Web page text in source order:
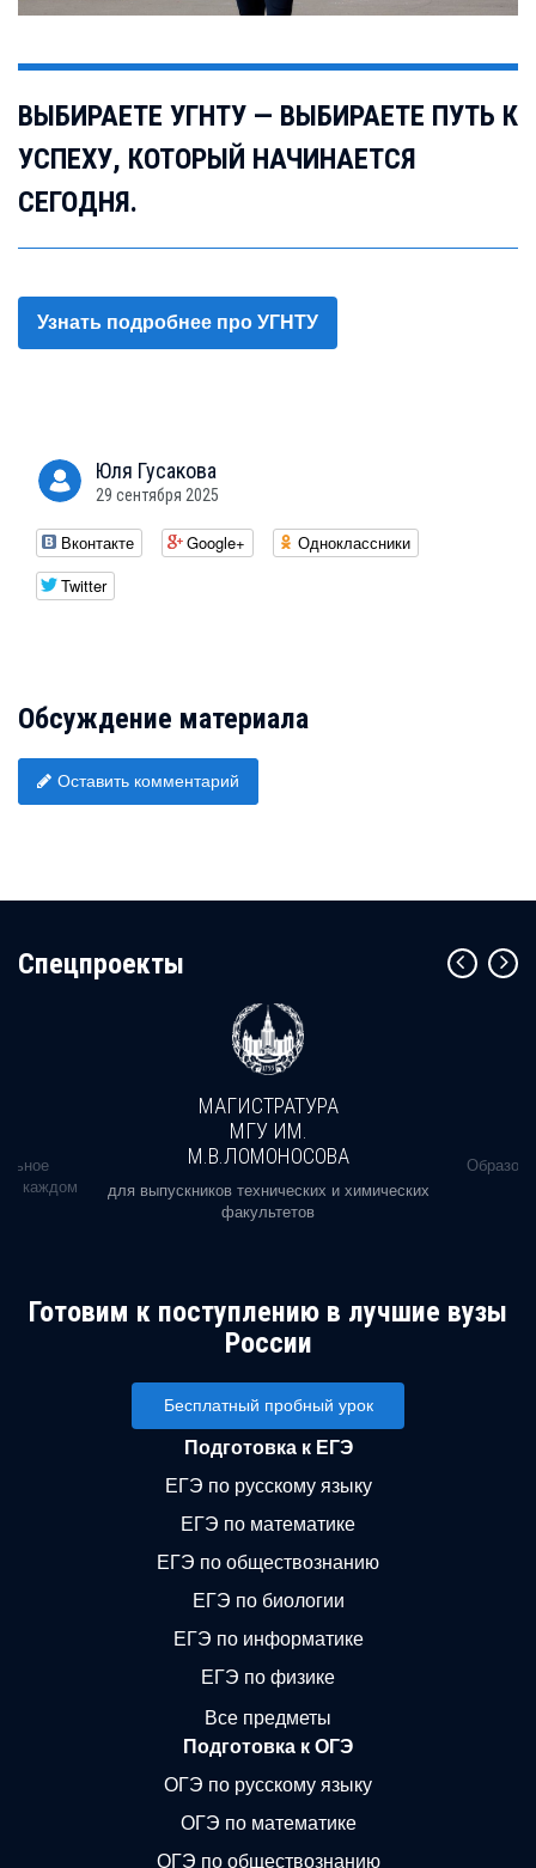
ВЫБИРАЕТЕ УГНТУ — ВЫБИРАЕТЕ ПУТЬ К
УСПЕХУ, КОТОРЫЙ НАЧИНАЕТСЯ
СЕГОДНЯ.
Узнать подробнее про УГНТУ
Юля Гусакова
29 сентября 2025
Вконтакте Google+
Одноклассники
Twitter
Обсуждение материала
Оставить комментарий
Cпецпроекты
в каждом
МАГИСТРАТУРА
МГУ ИМ.
М.В.ЛОМОНОСОВА
для выпускников технических и химических
факультетов
Готовим к поступлению в лучшие вузы
России
Бесплатный пробный урок
Подготовка к ЕГЭ
ЕГЭ по русскому языку
ЕГЭ по математике
ЕГЭ по обществознанию
ЕГЭ по биологии
ЕГЭ по информатике
ЕГЭ по физике
Все предметы
Подготовка к ОГЭ
ОГЭ по русскому языку
ОГЭ по математике
ОГЭ по обществознанию